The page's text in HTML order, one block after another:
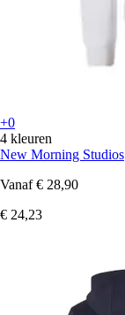
+0
4 kleuren
New Morning Studios
Vanaf € 28,90
€ 24,23